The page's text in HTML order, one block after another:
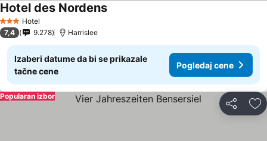
3 Zvezdice
Hotel
Hotel des NordensPogledaj cene
7,4 9.278 Harrislee
Izaberi datume da bi se prikazale
tačne cene
Pogledaj cene
Deli
Popularan izbor